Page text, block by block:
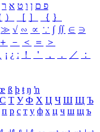
פ ם ן ו ט א ר
） ［ ］ ｛ ｝
≫ √ ∽ ∝ ∵ ∫ ∬ ∈ ∋
＋ － ＜ ＝
＞
¡ ¿ ː ！ ＇ ， ． ／
：
ß þ ŧ ŋ ŉ
С Т У Ф Х Ц Ч Ш Щ Ъ
п р с т у ф х ц ч ш щ ъ